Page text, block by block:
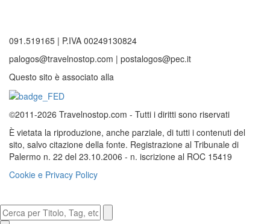
091.519165 | P.IVA 00249130824
palogos@travelnostop.com | postalogos@pec.it
Questo sito è associato alla
©2011-2026 Travelnostop.com - Tutti i diritti sono riservati
È vietata la riproduzione, anche parziale, di tutti i contenuti del
sito, salvo citazione della fonte. Registrazione al Tribunale di
Palermo n. 22 del 23.10.2006 - n. iscrizione al ROC 15419
Cookie e Privacy Policy